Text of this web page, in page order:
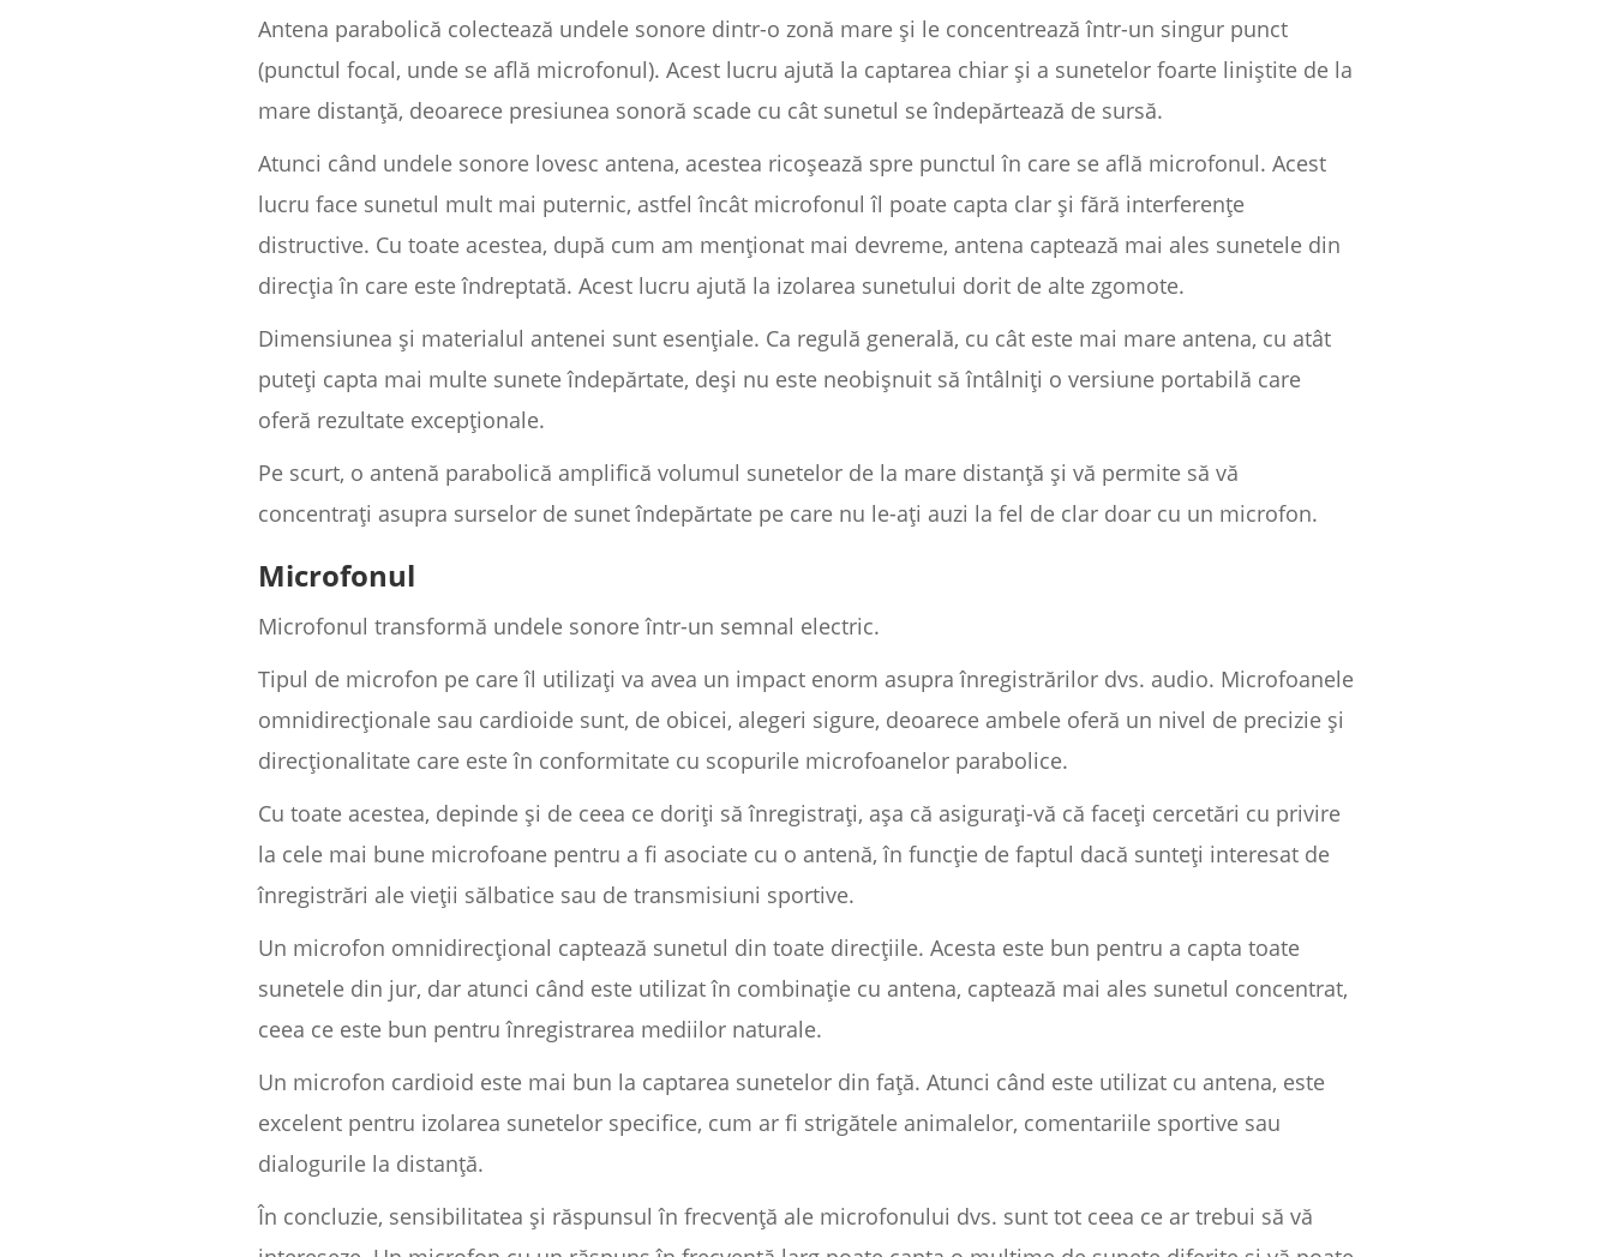
Antena parabolică colectează undele sonore dintr-o zonă mare și le concentrează într-un singur punct
(punctul focal, unde se află microfonul). Acest lucru ajută la captarea chiar și a sunetelor foarte liniștite de la
mare distanță, deoarece presiunea sonoră scade cu cât sunetul se îndepărtează de sursă.
Atunci când undele sonore lovesc antena, acestea ricoșează spre punctul în care se află microfonul. Acest
lucru face sunetul mult mai puternic, astfel încât microfonul îl poate capta clar și fără interferențe
distructive. Cu toate acestea, după cum am menționat mai devreme, antena captează mai ales sunetele din
direcția în care este îndreptată. Acest lucru ajută la izolarea sunetului dorit de alte zgomote.
Dimensiunea și materialul antenei sunt esențiale. Ca regulă generală, cu cât este mai mare antena, cu atât
puteți capta mai multe sunete îndepărtate, deși nu este neobișnuit să întâlniți o versiune portabilă care
oferă rezultate excepționale.
Pe scurt, o antenă parabolică amplifică volumul sunetelor de la mare distanță și vă permite să vă
concentrați asupra surselor de sunet îndepărtate pe care nu le-ați auzi la fel de clar doar cu un microfon.
Microfonul
Microfonul transformă undele sonore într-un semnal electric.
Tipul de microfon pe care îl utilizați va avea un impact enorm asupra înregistrărilor dvs. audio. Microfoanele
omnidirecționale sau cardioide sunt, de obicei, alegeri sigure, deoarece ambele oferă un nivel de precizie și
direcționalitate care este în conformitate cu scopurile microfoanelor parabolice.
Cu toate acestea, depinde și de ceea ce doriți să înregistrați, așa că asigurați-vă că faceți cercetări cu privire
la cele mai bune microfoane pentru a fi asociate cu o antenă, în funcție de faptul dacă sunteți interesat de
înregistrări ale vieții sălbatice sau de transmisiuni sportive.
Un microfon omnidirecțional captează sunetul din toate direcțiile. Acesta este bun pentru a capta toate
sunetele din jur, dar atunci când este utilizat în combinație cu antena, captează mai ales sunetul concentrat,
ceea ce este bun pentru înregistrarea mediilor naturale.
Un microfon cardioid este mai bun la captarea sunetelor din față. Atunci când este utilizat cu antena, este
excelent pentru izolarea sunetelor specifice, cum ar fi strigătele animalelor, comentariile sportive sau
dialogurile la distanță.
În concluzie, sensibilitatea și răspunsul în frecvență ale microfonului dvs. sunt tot ceea ce ar trebui să vă